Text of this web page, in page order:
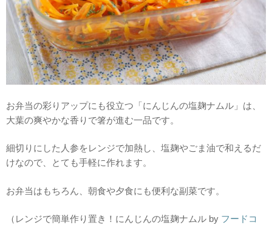
お弁当の彩りアップにも役立つ「にんじんの塩麹ナムル」は、
大葉の爽やかな香りで箸が進む一品です。
細切りにした人参をレンジで加熱し、塩麹やごま油で和えるだ
けなので、とても手軽に作れます。
お弁当はもちろん、朝食や夕食にも便利な副菜です。
（レンジで簡単作り置き！にんじんの塩麹ナムル by フードコ